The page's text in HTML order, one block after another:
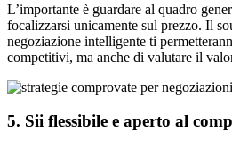
L’importante è guardare al quadro
focalizzarsi unicamente sul prezzo. Il
negoziazione intelligente ti
competitivi, ma anche di valutare il
5. Sii flessibile e aperto al